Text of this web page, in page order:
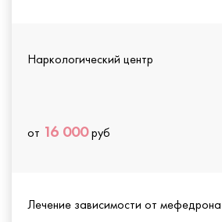
Наркологический центр
от 16 000руб
Лечение зависимости от мефедрона